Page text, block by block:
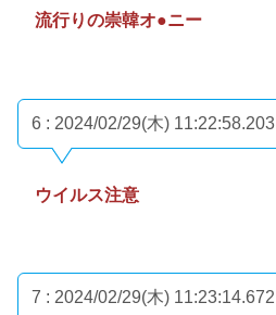
流行りの崇韓オ●ニー
6 : 2024/02/29(木) 11:22:58.203
ウイルス注意
7 : 2024/02/29(木) 11:23:14.672